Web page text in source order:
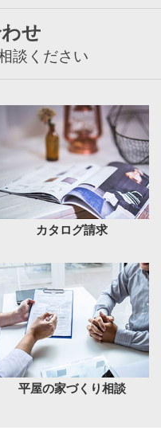
せ
談ください
カタログ請求
平屋の家づくり相談